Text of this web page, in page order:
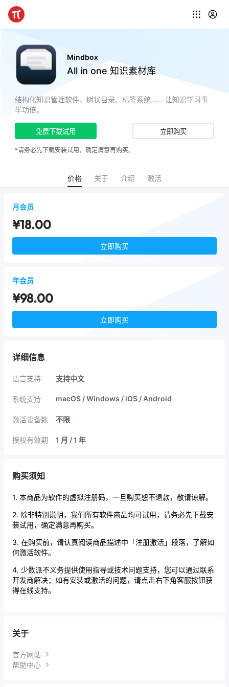
Mindbox
All in one 知识素材库
结构化知识管理软件，树状目录、标签系统…… 让知识学习事
半功倍。
免费下载试用 立即购买
*请务必先下载安装试用，确定满意再购买。
价格 关于 介绍 激活
月会员
¥18.00
立即购买
年会员
¥98.00
立即购买
详细信息
语言支持 支持中文
系统支持 macOS /Windows / iOS /Android
激活设备数 不限
授权有效期 1 月 / 1 年
购买须知
1. 本商品为软件的虚拟注册码，一旦购买恕不退款，敬请谅解。
2. 除非特别说明，我们所有软件商品均可试用，请务必先下载安
装试用，确定满意再购买。
3. 在购买前，请认真阅读商品描述中「注册激活」段落，了解如
何激活软件。
4. 少数派不义务提供使用指导或技术问题支持，您可以通过联系
开发商解决；如有安装或激活的问题，请点击右下角客服按钮获
得在线支持。
关于
官方网站
帮助中心